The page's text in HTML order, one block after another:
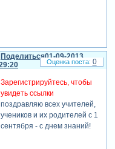
Поделиться01-09-2013
Зарегистрируйтесь, чтобы
увидеть ссылки
поздравляю всех учителей,
учеников и их родителей с 1
сентября - с днем знаний!
0